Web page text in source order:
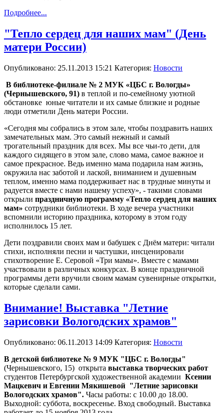
Подробнее...
"Тепло сердец для наших мам" (День
матери России)
Опубликовано: 25.11.2013 15:21 Категория: Новости
В библиотеке-филиале № 2 МУК «ЦБС г. Вологды»
(Чернышевского, 91) в теплой и по-семейному уютной
обстановке юные читатели и их самые близкие и родные
люди отметили День матери России.
«Сегодня мы собрались в этом зале, чтобы поздравить наших
замечательных мам. Это самый нежный и самый
трогательный праздник для всех. Мы все чьи-то дети, для
каждого сидящего в этом зале, слово мама, самое важное и
самое прекрасное. Ведь именно мама подарила нам жизнь,
окружила нас заботой и лаской, вниманием и душевным
теплом, именно мама поддерживает нас в трудные минуты и
радуется вместе с нами нашему успеху», - такими словами
открыли праздничную программу «Тепло сердец для наших
мам» сотрудники библиотеки. В ходе вечера участники
вспомнили историю праздника, которому в этом году
исполнилось 15 лет.
Дети поздравили своих мам и бабушек с Днём матери: читали
стихи, исполняли песни и частушки, инсценировали
стихотворение Е. Серовой «Три мамы». Вместе с мамами
участвовали в различных конкурсах. В конце праздничной
программы дети вручили своим мамам сувенирные открытки,
которые сделали сами.
Внимание! Выставка "Летние
зарисовки Вологодских храмов"
Опубликовано: 06.11.2013 14:09 Категория: Новости
В детской библиотеке № 9 МУК "ЦБС г. Вологды"
(Чернышевского, 15) открыта выставка творческих работ
студентов Петербургской художественной академии Ксении
Мацкевич и Евгении Мякишевой "Летние зарисовки
Вологодских храмов". Часы работы: с 10.00 до 18.00.
Выходной: суббота, воскресенье. Вход свободный. Выставка